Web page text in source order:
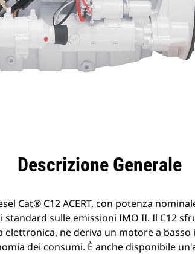
Descrizione Generale
Cat® C12 ACERT, con potenza
sulle emissioni IMO II. Il C12
ne deriva un motore a
dei consumi. È anche disponibile